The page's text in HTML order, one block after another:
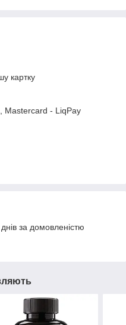
картку
Mastercard - LiqPay
за домовленістю